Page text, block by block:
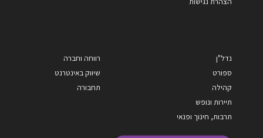
נדל"ן
ספורט
קהילה
תיירות ונופש
תרבות, חינוך ופנאי
רווחה וחברה
שיווק באינטרנט
תחבורה